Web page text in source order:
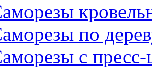
по
с